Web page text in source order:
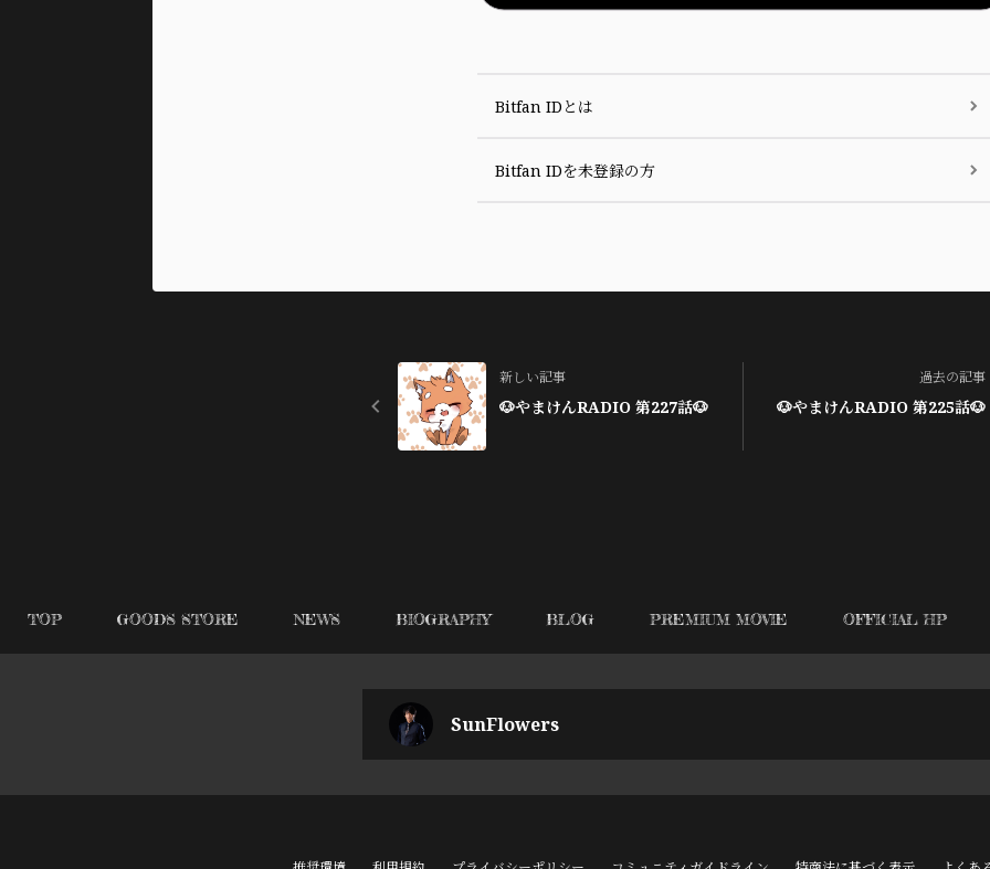
Bitfan IDとは
Bitfan IDを未登録の方
新しい記事
🐶やまけんRADIO 第227話🐶
過去の記事
🐶やまけんRADIO 第225話🐶
TOP GOODS STORE NEWS BIOGRAPHY BLOG PREMIUM MOVIE OFFICIAL HP
SunFlowers